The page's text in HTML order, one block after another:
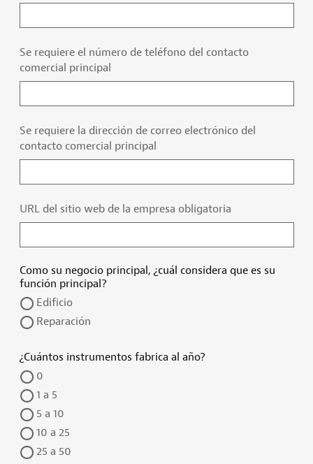
Se requiere el número de teléfono del contacto
comercial principal
Se requiere la dirección de correo electrónico del
contacto comercial principal
URL del sitio web de la empresa obligatoria
Como su negocio principal, ¿cuál considera que es su
función principal?
Edificio
Reparación
¿Cuántos instrumentos fabrica al año?
0
1 a 5
5 a 10
10 a 25
25 a 50